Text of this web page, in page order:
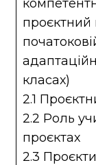
проєктний
класах)
2.1
2.2 Роль
проєктах
2.3